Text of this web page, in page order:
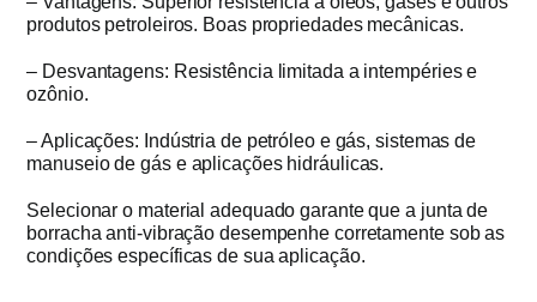
produtos petroleiros. Boas propriedades mecânicas.
– Desvantagens: Resistência limitada a intempéries e
ozônio.
– Aplicações: Indústria de petróleo e gás, sistemas de
manuseio de gás e aplicações hidráulicas.
Selecionar o material adequado garante que a junta de
borracha anti-vibração desempenhe corretamente sob as
condições específicas de sua aplicação.